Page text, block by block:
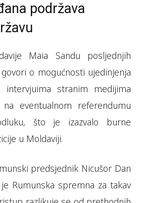
podržava
Maia Sandu posljednjih
o mogućnosti ujedinjenja
intervjuima stranim medijima
eventualnom referendumu
što je izazvalo burne
u Moldaviji.
predsjednik Nicušor Dan
Rumunska spremna za takav